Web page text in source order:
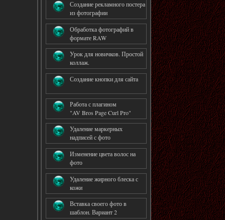
Создание рекламного постера
из фотографии
Обработка фотографий в
формате RAW
Урок для новичков. Простой
коллаж.
Создание кнопки для сайта
Работа с плагином
"AV Bros Page Curl Pro"
Удаление маркерных
надписей с фото
Изменение цвета волос на
фото
Удаление жирного блеска с
кожи
Вставка своего фото в
шаблон. Вариант 2